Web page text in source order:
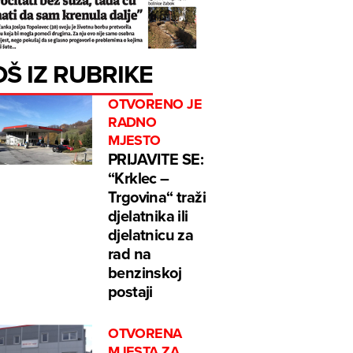
IZ RUBRIKE
OTVORENO JE
RADNO
MJESTO
PRIJAVITE SE:
“Krklec –
Trgovina“ traži
djelatnika ili
djelatnicu za
rad na
benzinskoj
postaji
OTVORENA